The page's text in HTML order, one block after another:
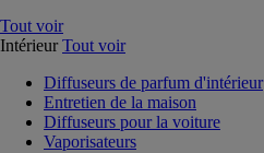
Tout voir
Intérieur Tout voir
Diffuseurs de parfum d'intérieur
Entretien de la maison
Diffuseurs pour la voiture
Vaporisateurs